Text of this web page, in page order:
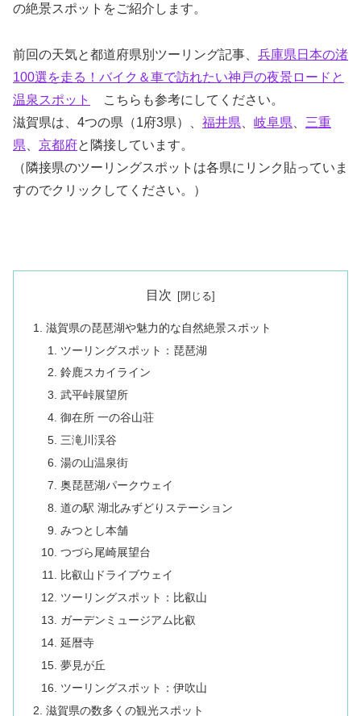
の絶景スポットをご紹介します。
前回の天気と都道府県別ツーリング記事、 兵庫県日本の渚
100選を走る！バイク＆車で訪れたい神戸の夜景ロードと
温泉スポット
こちらも参考にしてください。
滋賀県は、4つの県（1府3県）、 福井県 岐阜県
三重
県
京都府と隣接しています。
（隣接県のツーリングスポットは各県にリンク貼っていま
すのでクリックしてください。）
目次
滋賀県の琵琶湖や魅力的な自然絶景スポット
ツーリングスポット：琵琶湖
鈴鹿スカイライン
武平峠展望所
御在所 一の谷山荘
三滝川渓谷
湯の山温泉街
奥琵琶湖パークウェイ
道の駅 湖北みずどりステーション
みつとし本舗
つづら尾崎展望台
比叡山ドライブウェイ
ツーリングスポット：比叡山
ガーデンミュージアム比叡
延暦寺
夢見が丘
ツーリングスポット：伊吹山
滋賀県の数多くの観光スポット